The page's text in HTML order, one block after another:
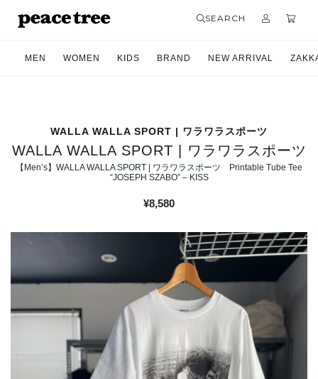
SEARCH
MEN WOMEN KIDS BRAND NEW ARRIVAL
WALLA WALLA SPORT | ワラワラスポーツ
WALLA WALLA SPORT | ワラワラスポーツ
【Men’s】WALLA WALLA SPORT | ワラワラスポーツ Printable Tube Tee
“JOSEPH SZABO” – KISS
¥8,580